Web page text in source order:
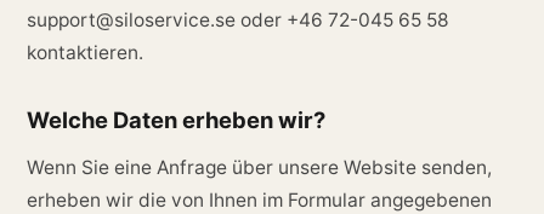
support@siloservice.se oder +46 72-045 65 58
kontaktieren.
Welche Daten erheben wir?
Wenn Sie eine Anfrage über unsere Website senden,
erheben wir die von Ihnen im Formular angegebenen